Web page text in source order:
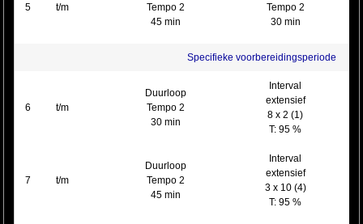
5 t/m
Tempo 2
45 min
Tempo 2
30 min
Specifieke voorbereidingsperiode
6 t/m
Duurloop
Tempo 2
30 min
Interval
extensief
8 x 2 (1)
T: 95 %
7 t/m
Duurloop
Tempo 2
45 min
Interval
extensief
3 x 10 (4)
T: 95 %